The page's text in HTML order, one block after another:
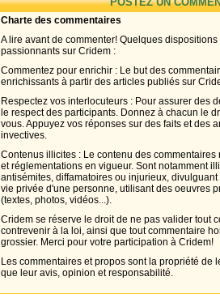
Charte des commentaires
A lire avant de commenter! Quelques
passionnants sur Cridem :
Commentez pour enrichir : Le but des
enrichissants à partir des articles publiés sur
Respectez vos interlocuteurs : Pour assurer des
le respect des participants. Donnez à chacun le
vous. Appuyez vos réponses sur des faits et des
invectives.
Contenus illicites : Le contenu des
et réglementations en vigueur. Sont notamment
antisémites, diffamatoires ou injurieux,
vie privée d'une personne, utilisant des oeuvres
(textes, photos, vidéos...).
Cridem se réserve le droit de ne pas valider tout
contrevenir à la loi, ainsi que tout commentaire
grossier. Merci pour votre participation à Cridem!
Les commentaires et propos sont la propriété de
que leur avis, opinion et responsabilité.